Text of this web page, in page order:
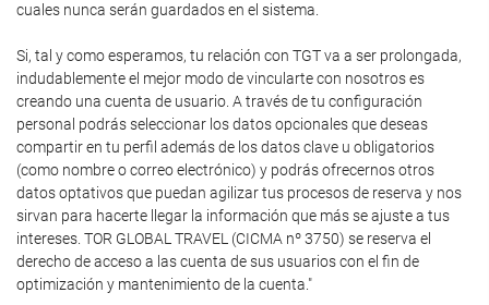
cuales nunca serán guardados en el sistema.
Si, tal y como esperamos, tu relación con TGT va a ser prolongada,
indudablemente el mejor modo de vincularte con nosotros es
creando una cuenta de usuario. A través de tu configuración
personal podrás seleccionar los datos opcionales que deseas
compartir en tu perfil además de los datos clave u obligatorios
(como nombre o correo electrónico) y podrás ofrecernos otros
datos optativos que puedan agilizar tus procesos de reserva y nos
sirvan para hacerte llegar la información que más se ajuste a tus
intereses. TOR GLOBAL TRAVEL (CICMA nº 3750) se reserva el
derecho de acceso a las cuenta de sus usuarios con el fin de
optimización y mantenimiento de la cuenta."